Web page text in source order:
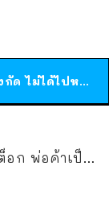
ได้เวลาเด็กหนวดรวมตัว RF Online Next เปิดให้เล่นแล้ว เกม Sci-Fi MMORPG ระดับตำนาน เล่นได้ทั้งมือถือและ PC
สาวญี่ปุ่นโดนแมวตัวเองกัด ไม่ได้ไปหาหมอตั้งแต่เนิ่นๆ สุดท้ายขาบวม กลายเป็นโรคเนื้อเน่า เตือนทาสแมวทั้งหลายให้ระวัง
ขายกลับบ้านเฉย เดี๋ยวๆ รถพี่อยู่นี่!!